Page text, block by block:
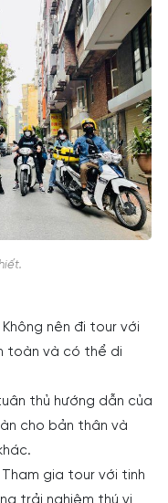
Không nên đi tour với
toàn và có thể di
thủ hướng dẫn của
cho bản thân và
Tham gia tour với tinh
trải nghiệm thú vị